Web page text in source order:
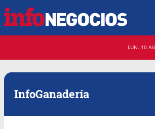
LUN. 10
InfoGanadería